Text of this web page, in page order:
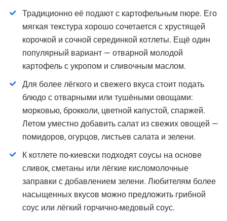
Традиционно её подают с картофельным пюре. Его
мягкая текстура хорошо сочетается с хрустящей
корочкой и сочной серединкой котлеты. Ещё один
популярный вариант — отварной молодой
картофель с укропом и сливочным маслом.
Для более лёгкого и свежего вкуса стоит подать
блюдо с отварными или тушёными овощами:
морковью, брокколи, цветной капустой, спаржей.
Летом уместно добавить салат из свежих овощей —
помидоров, огурцов, листьев салата и зелени.
К котлете по-киевски подходят соусы на основе
сливок, сметаны или лёгкие кисломолочные
заправки с добавлением зелени. Любителям более
насыщенных вкусов можно предложить грибной
соус или лёгкий горчично-медовый соус.